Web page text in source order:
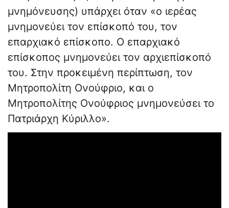
μνημόνευσης) υπάρχει όταν «ο ιερέας
μνημονεύει τον επίσκοπό του, τον
επαρχιακό επίσκοπο. Ο επαρχιακό
επίσκοπος μνημονεύει τον αρχιεπίσκοπό
του. Στην προκειμένη περίπτωση, τον
Μητροπολίτη Ονούφριο, και ο
Μητροπολίτης Ονούφριος μνημονεύσει το
Πατριάρχη Κύριλλο».